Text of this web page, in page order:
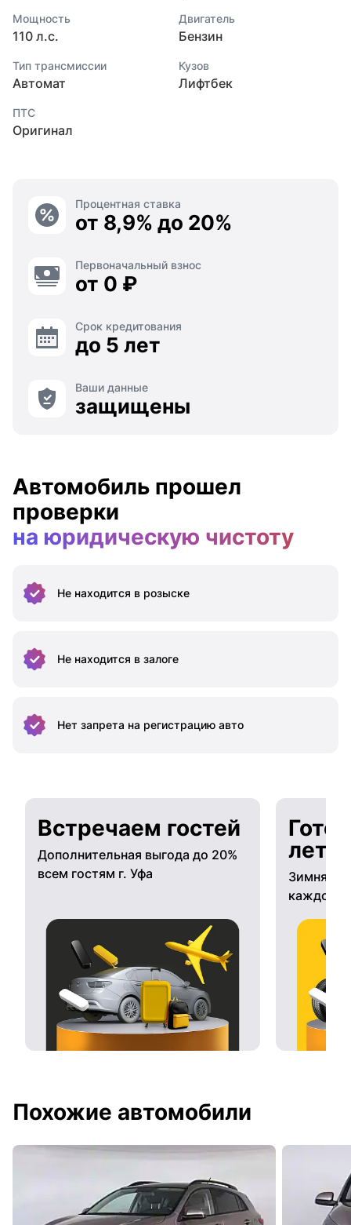
Мощность
110 л.с.
Двигатель
Бензин
Тип трансмиссии
Автомат
Кузов
Лифтбек
ПТС
Оригинал
Процентная ставка
от 8,9% до 20%
Первоначальный взнос
от 0 ₽
Срок кредитования
до 5 лет
Ваши данные
защищены
Автомобиль прошел
проверки
на юридическую чистоту
Не находится в розыске
Не находится в залоге
Нет запрета на регистрацию авто
Встречаем гостей
Дополнительная выгода до 20%
всем гостям г. Уфа
Зимняя
каждому
Похожие автомобили